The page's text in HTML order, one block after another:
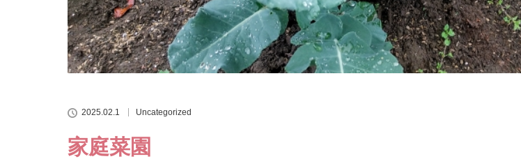
2025.02.1 Uncategorized
家庭菜園